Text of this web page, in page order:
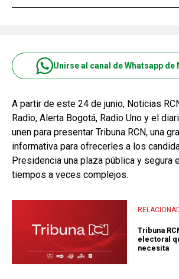
Unirse al canal de Whatsapp de
A partir de este 24 de junio, Noticias
Radio, Alerta Bogotá, Radio Uno y el
unen para presentar Tribuna RCN, una
informativa para ofrecerles a los
Presidencia una plaza pública y segura
tiempos a veces complejos.
Tribuna
electoral
necesita